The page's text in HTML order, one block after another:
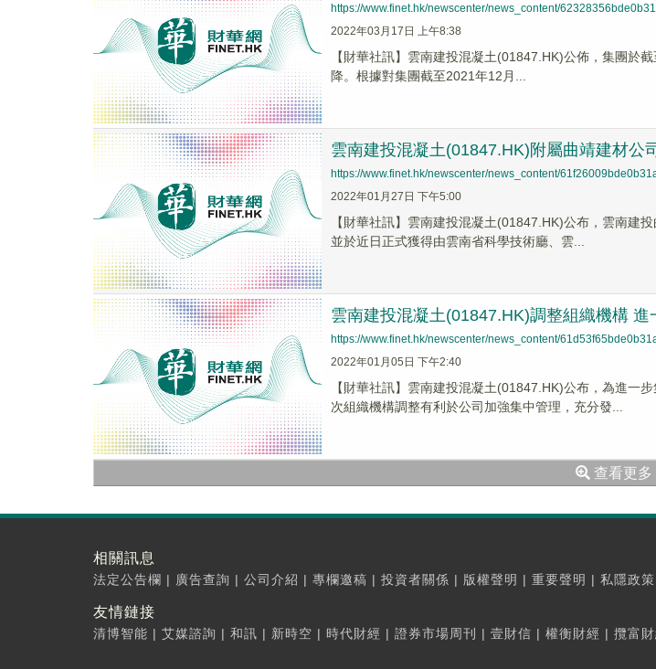
https://www.finet.hk/newscenter/news_content/
2022年03月17日 上午8:38
【財華社訊】雲南建投混凝土(01847.HK)公佈，集團於
降。根據對集團截至2021年12月...
雲南建投混凝土(01847.HK)附屬曲靖建材公
https://www.finet.hk/newscenter/news_content/
2022年01月27日 下午5:00
【財華社訊】雲南建投混凝土(01847.HK)公布，雲南建
並於近日正式獲得由雲南省科學技術廳、雲...
雲南建投混凝土(01847.HK)調整組織機構 進
https://www.finet.hk/newscenter/news_content/
2022年01月05日 下午2:40
【財華社訊】雲南建投混凝土(01847.HK)公布，為進一
次組織機構調整有利於公司加強集中管理，充分發...
查看更多
相關訊息
法定公告欄 | 廣告查詢 | 公司介紹 | 專欄邀稿 | 投資者關係 | 版權聲明 | 重要聲明 | 私隱政策
友情鏈接
清博智能 | 艾媒諮詢 | 和訊 | 新時空 | 時代財經 | 證券市場周刊 | 壹財信 | 權衡財經 | 攬富